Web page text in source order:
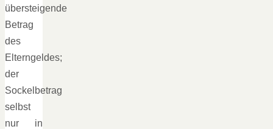
übersteigende
Betrag
des
Elterngeldes;
der
Sockelbetrag
selbst
nur in